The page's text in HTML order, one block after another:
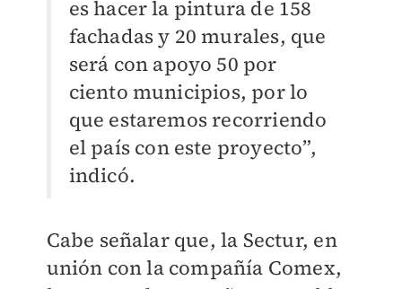
es hacer la pintura de 158
fachadas y 20 murales, que
será con apoyo 50 por
ciento municipios, por lo
que estaremos recorriendo
el país con este proyecto”,
indicó.
Cabe señalar que, la Sectur, en
unión con la compañía Comex,